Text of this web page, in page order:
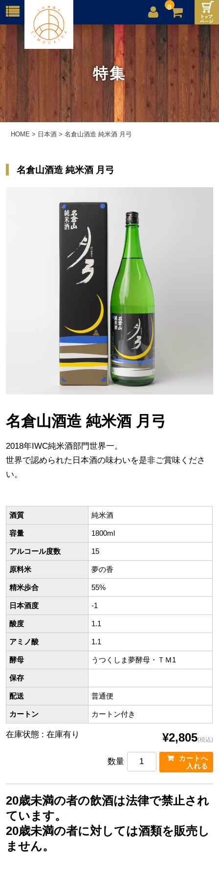
0
店舗案内
ご利用案内
送料
お問合せ
特集
HOME > 日本酒 >名倉山酒造 純米酒 月弓
名倉山酒造 純米酒 月弓
名倉山酒造 純米酒 月弓
2018年IWC純米酒部門世界一。
世界で認められた日本酒の味わいを是非ご賞味くださ
い。
酒質 純米酒
容量 1800ml
アルコール度数 15
原料米 夢の香
精米歩合 55%
日本酒度 -1
酸度 1.1
アミノ酸 1.1
酵母 うつくしま夢酵母・ＴＭ1
保存
配送 普通便
カートン カートン付き
在庫状態 : 在庫有り ¥2,805(税込)
数量
20歳未満の者の飲酒は法律で禁止され
ています。
20歳未満の者に対しては酒類を販売し
ません。